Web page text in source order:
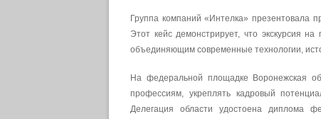
Группа компаний «Интелка» презентовала
Этот кейс демонстрирует, что экскурсия
объединяющим современные технологии,
На федеральной площадке Воронежская
профессиям, укреплять кадровый
Делегация области удостоена диплома